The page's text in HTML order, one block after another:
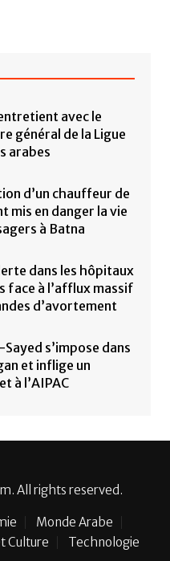
avec le
général de la Ligue
arabes
d’un chauffeur de
mis en danger la vie
à Batna
dans les hôpitaux
face à l’afflux massif
d’avortement
s’impose dans
et inflige un
à l’AIPAC
All rights reserved.
Monde Arabe
Culture Technologie